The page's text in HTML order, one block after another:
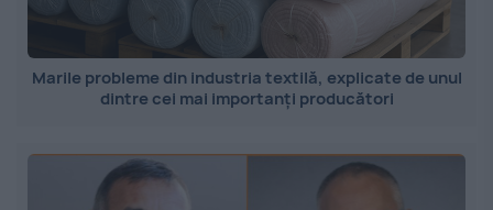
Marile probleme din industria textilă, explicate de unul
dintre cei mai importanți producători